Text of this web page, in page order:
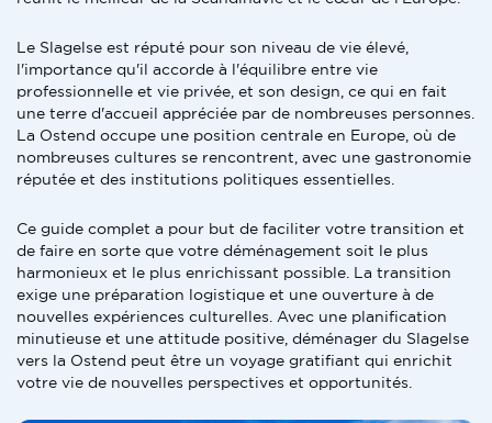
Le Slagelse est réputé pour son niveau de vie élevé,
l'importance qu'il accorde à l'équilibre entre vie
professionnelle et vie privée, et son design, ce qui en fait
une terre d'accueil appréciée par de nombreuses personnes.
La Ostend occupe une position centrale en Europe, où de
nombreuses cultures se rencontrent, avec une gastronomie
réputée et des institutions politiques essentielles.
Ce guide complet a pour but de faciliter votre transition et
de faire en sorte que votre déménagement soit le plus
harmonieux et le plus enrichissant possible. La transition
exige une préparation logistique et une ouverture à de
nouvelles expériences culturelles. Avec une planification
minutieuse et une attitude positive, déménager du Slagelse
vers la Ostend peut être un voyage gratifiant qui enrichit
votre vie de nouvelles perspectives et opportunités.